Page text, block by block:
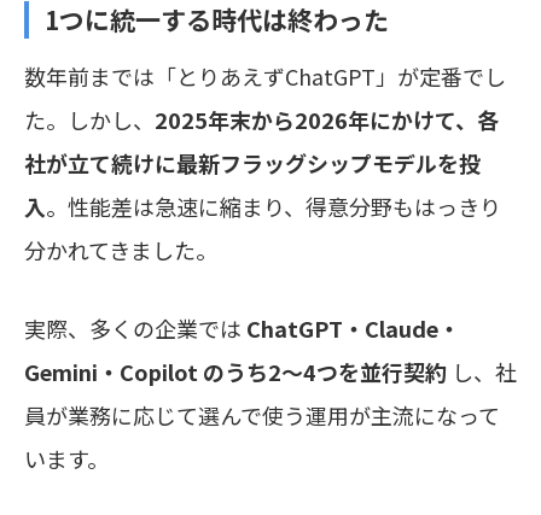
1つに統一する時代は終わった
数年前までは「とりあえずChatGPT」が定番でし
た。しかし、 2025年末から2026年にかけて、各
社が立て続けに最新フラッグシップモデルを投
入。性能差は急速に縮まり、得意分野もはっきり
分かれてきました。
実際、多くの企業では ChatGPT・Claude・
Gemini・Copilot のうち2〜4つを並行契約 し、社
員が業務に応じて選んで使う運用が主流になって
います。